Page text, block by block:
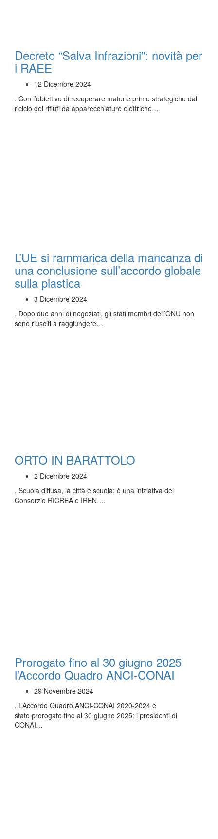
Decreto “Salva Infrazioni”: novità per
i RAEE
12 Dicembre 2024
. Con l’obiettivo di recuperare materie prime strategiche dal
riciclo dei rifiuti da apparecchiature elettriche…
L’UE si rammarica della mancanza di
una conclusione sull’accordo globale
sulla plastica
3 Dicembre 2024
. Dopo due anni di negoziati, gli stati membri dell’ONU non
sono riusciti a raggiungere…
ORTO IN BARATTOLO
2 Dicembre 2024
. Scuola diffusa, la città è scuola: è una iniziativa del
Consorzio RICREA e IREN….
Prorogato fino al 30 giugno 2025
l’Accordo Quadro ANCI-CONAI
29 Novembre 2024
. L’Accordo Quadro ANCI-CONAI 2020-2024 è
stato prorogato fino al 30 giugno 2025: i presidenti di
CONAI…